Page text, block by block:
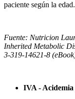
paciente según la edad.
Fuente: Nutricion
Inherited Metabolic
3-319-14621-8
IVA - Acidemia